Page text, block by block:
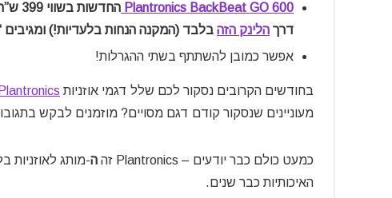
Plantronics BackBeat GO 600 החדשות בשווי 399 ש”ח לרוכשים אוזניות PLATRONICS מכל סוג באתר
דרך הלינק הזה בלבד (המקנה הנחות בלעדיות!) ומגיבים
אפשר כמובן להשתתף בשתי ההגרלות!
בחודשים הקרובים נסקור לכם שלל דגמי אוזניות Plantronics
מעוניינים שנסקור קודם דגם מסויים? מוזמנים לבקש
כמעט כולם כבר יודעים – Plantronics זה ה-מותג לאוזניות
האיכותיות כבר שנים.